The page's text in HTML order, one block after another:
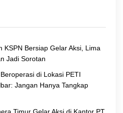
KSPN Bersiap Gelar Aksi, Lima
Jadi Sorotan
di Lokasi PETI
Jangan Hanya Tangkap